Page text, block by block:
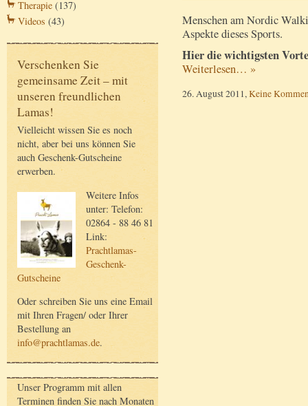
Therapie (137)
Videos (43)
Verschenken Sie
gemeinsame Zeit – mit
unseren freundlichen
Lamas!
Vielleicht wissen Sie es noch
nicht, aber bei uns können Sie
auch Geschenk-Gutscheine
erwerben.
Weitere Infos
unter: Telefon:
02864 - 88 46 81
Link:
Prachtlamas-
Geschenk-
Gutscheine
Oder schreiben Sie uns eine Email
mit Ihren Fragen/ oder Ihrer
Bestellung an
info@prachtlamas.de.
Unser Programm mit allen
Terminen finden Sie nach Monaten
Menschen am Nordic
Aspekte dieses Sports.
Hier die wichtigsten
Weiterlesen… »
26. August 2011, Keine